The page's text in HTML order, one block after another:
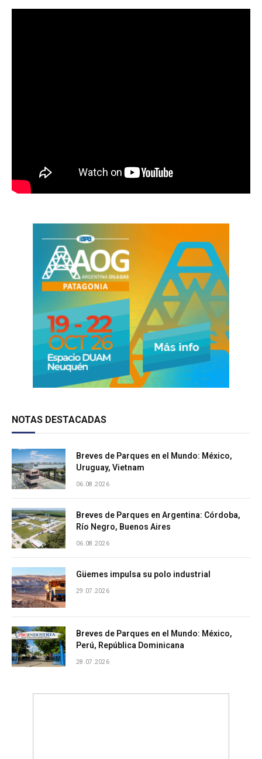
NOTAS DESTACADAS
Breves de Parques en el Mundo: México,
Uruguay, Vietnam
06.08.2026
Breves de Parques en Argentina: Córdoba,
Río Negro, Buenos Aires
06.08.2026
Güemes impulsa su polo industrial
29.07.2026
Breves de Parques en el Mundo: México,
Perú, República Dominicana
28.07.2026